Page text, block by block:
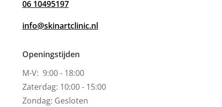
06 10495197
info@skinartclinic.nl
Openingstijden
M-V: 9:00 - 18:00
Zaterdag: 10:00 - 15:00
Zondag: Gesloten